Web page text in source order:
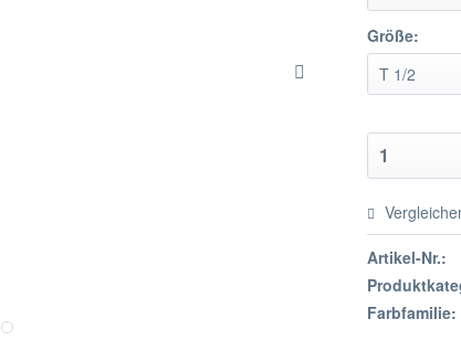
Größe:
Artikel-Nr.:
Farbfamilie: